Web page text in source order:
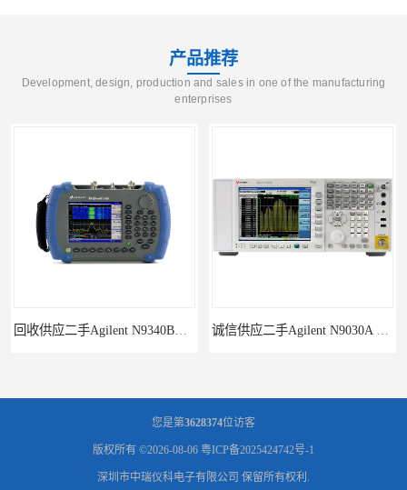
产品推荐
Development, design, production and sales in one of the manufacturing
enterprises
您是第3628374位访客
版权所有 ©2026-08-06 粤ICP备2025424742号-1
深圳市中瑞仪科电子有限公司 保留所有权利.